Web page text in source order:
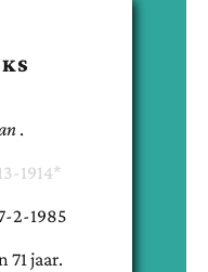
.
1914*
2-1985
71 jaar.